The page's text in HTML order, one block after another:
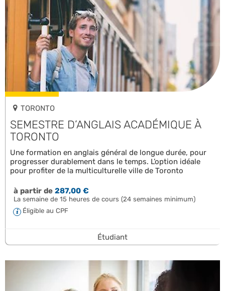
TORONTO
SEMESTRE D’ANGLAIS ACADÉMIQUE À
TORONTO
Une formation en anglais général de longue durée, pour
progresser durablement dans le temps. L’option idéale
pour profiter de la multiculturelle ville de Toronto
à partir de287,00 €
La semaine de 15 heures de cours (24 semaines minimum)
Éligible au CPF
Étudiant